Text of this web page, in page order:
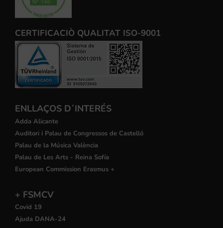
CERTIFICACIÒ QUALITAT ISO-9001
ENLLAÇOS D´INTERÉS
Adda Alicante
Auditori i Palau de Congressos de Castelló
Palau de la Música València
Palau de Les Arts - Reina Sofía
European Commission Erasmus +
+ FSMCV
Covid 19
Ajuda DANA-24